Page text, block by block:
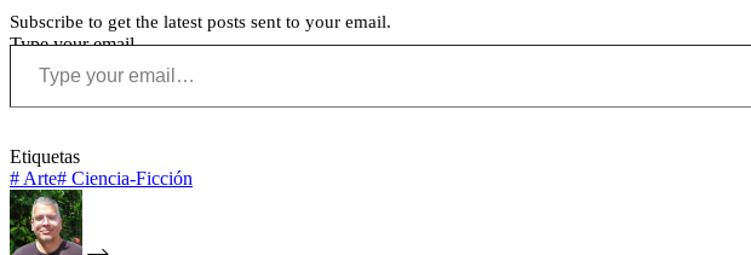
Subscribe to get the latest posts sent to your email.
Type your email…
Etiquetas
# Arte# Ciencia-Ficción